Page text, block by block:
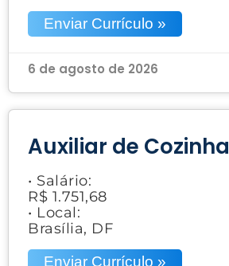
Enviar Currículo »
6 de agosto de 2026
Auxiliar de Cozinha
• Salário:
R$ 1.751,68
• Local:
Brasília, DF
Enviar Currículo »